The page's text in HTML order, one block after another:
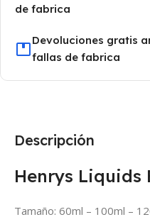
de fabrica
Devoluciones gratis
fallas de fabrica
Descripción
Henrys Liquids
Tamaño: 60ml – 100ml –